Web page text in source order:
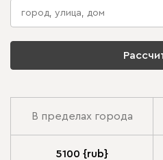
В пределах города
5100 {rub}